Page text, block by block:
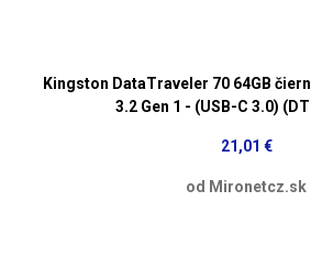
Kingston DataTraveler 70 64GB
3.2 Gen 1 - (USB-C 3.0)
21,01 €
od Mironetcz.sk